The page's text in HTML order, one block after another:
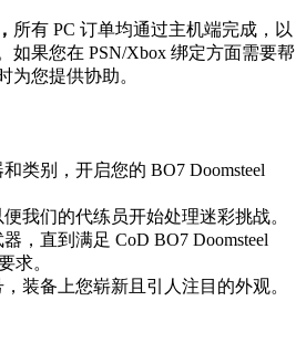
所有 PC 订单均通过主机端完成，以
如果您在 PSN/Xbox 绑定方面需要帮
为您提供协助。
类别，开启您的 BO7 Doomsteel
我们的代练员开始处理迷彩挑战。
，直到满足 CoD BO7 Doomsteel
求。
装备上您崭新且引人注目的外观。